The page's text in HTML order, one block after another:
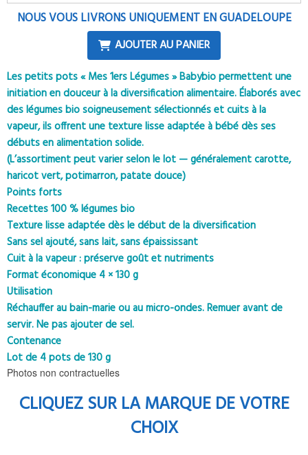
NOUS VOUS LIVRONS UNIQUEMENT EN GUADELOUPE
AJOUTER AU PANIER
Les petits pots « Mes 1ers Légumes » Babybio permettent une
initiation en douceur à la diversification alimentaire. Élaborés avec
des légumes bio soigneusement sélectionnés et cuits à la
vapeur, ils offrent une texture lisse adaptée à bébé dès ses
débuts en alimentation solide.
(L’assortiment peut varier selon le lot — généralement carotte,
haricot vert, potimarron, patate douce)
Points forts
Recettes 100 % légumes bio
Texture lisse adaptée dès le début de la diversification
Sans sel ajouté, sans lait, sans épaississant
Cuit à la vapeur : préserve goût et nutriments
Format économique 4 × 130 g
Utilisation
Réchauffer au bain-marie ou au micro-ondes. Remuer avant de
servir. Ne pas ajouter de sel.
Contenance
Lot de 4 pots de 130 g
Photos non contractuelles
CLIQUEZ SUR LA MARQUE DE VOTRE
CHOIX